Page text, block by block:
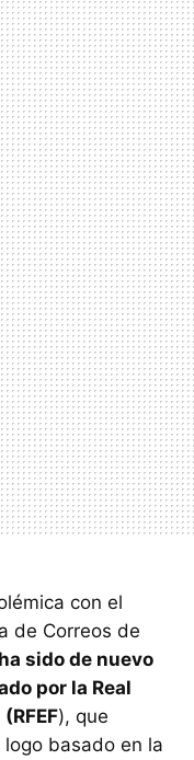
con el
de Correos de
sido de nuevo
por la Real
), que
basado en la